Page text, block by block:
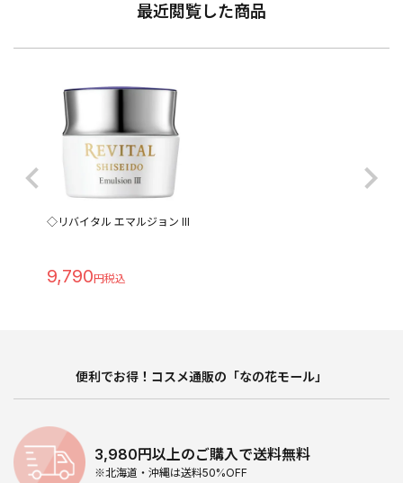
最近閲覧した商品
◇リバイタル エマルジョン III
9,790
便利でお得！コスメ通販の「なの花モール」
3,980円以上のご購入で送料無料
※北海道・沖縄は送料50%OFF